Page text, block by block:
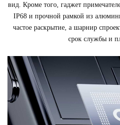
вид. Кроме того, гаджет
IP68 и прочной рамкой из
частое раскрытие, а шарнир
срок службы и